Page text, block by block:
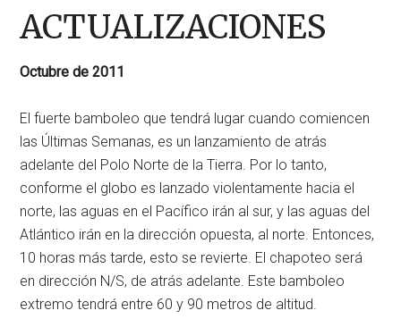
ACTUALIZACIONES
Octubre de 2011
El fuerte bamboleo que tendrá lugar cuando comiencen
las Últimas Semanas, es un lanzamiento de atrás
adelante del Polo Norte de la Tierra. Por lo tanto,
conforme el globo es lanzado violentamente hacia el
norte, las aguas en el Pacífico irán al sur, y las aguas del
Atlántico irán en la dirección opuesta, al norte. Entonces,
10 horas más tarde, esto se revierte. El chapoteo será
en dirección N/S, de atrás adelante. Este bamboleo
extremo tendrá entre 60 y 90 metros de altitud.